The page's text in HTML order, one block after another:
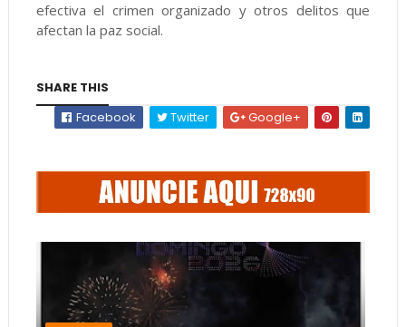
efectiva el crimen organizado y otros delitos que
afectan la paz social.
SHARE THIS
Facebook
Twitter Google+